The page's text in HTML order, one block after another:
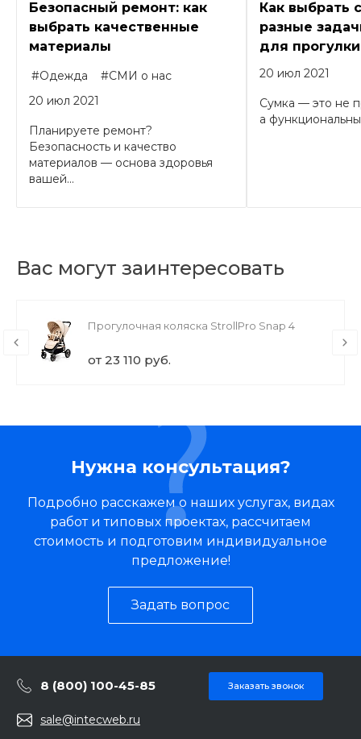
Безопасный ремонт: как
выбрать качественные
материалы
#Одежда
#СМИ о нас
20 июл 2021
Планируете ремонт?
Безопасность и качество
материалов — основа здоровья
вашей...
Как выбрать
разные
для
20 июл 2021
Сумка — это не
а
Вас могут заинтересовать
Прогулочная коляска StrollPro Snap 4
от 23 110 руб.
Нужна консультация?
Подробно расскажем о наших услугах, видах
работ и типовых проектах, рассчитаем
стоимость и подготовим индивидуальное
предложение!
Задать вопрос
8 (800) 100-45-85 Заказать звонок
sale@intecweb.ru